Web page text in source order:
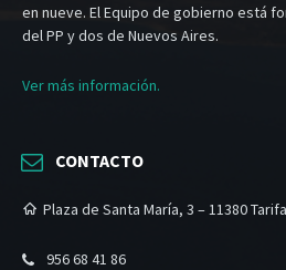
en nueve. El Equipo de gobierno está
del PP y dos de Nuevos Aires.
Ver más información.
CONTACTO
Plaza de Santa María, 3 – 11380 Tarifa
956 68 41 86